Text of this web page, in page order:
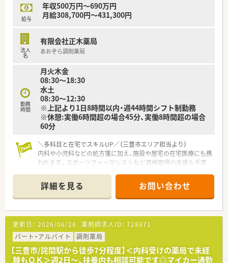
店舗ドミナント展開しております。
■社長も日々現場に出ておられ就業されているので現場の状況
を提供できるよう努められています。
■地域密着型の薬局で勤務希望の方
■将来的に長く薬剤師として勤務を希望される方
等々…
少しでも気になった方はお問い合わせくださいませ
給与
年収500万円～690万円
月給308,700円～431,300円
法人
名
有限会社正木薬局
あおぞら調剤薬局
勤務
時間
月火木金
08:30～18:30
水土
08:30～12:30
※上記より1日8時間以内・週44時間シフト制勤務
※休憩:実働6時間超の場合45分、実働8時間超の場合
60分
＼多科目と在宅でスキルUP／（三豊市エリア担当より）
内科や小児科などの処方箋に加え、施設や居宅の在宅医療にも携
われます。スポーツファーマシストなど資格取得の支援も手厚
＊------------------------------------------＊
【店舗情報と応需状況について】
■詫間駅から徒歩8分ほどのアクセスしやすい立地にあり、近隣
のクリニックから内科や小児科などを応需しています。
■1日あたり約75枚の処方箋を受け付けており、呼吸器科や循環
器科など専門的な処方内容にも対応している店舗です。
■幅広い年代の薬剤師が常勤3名とパート1名在籍しており、事
務員3名と協力して業務を行っています。
詳細を見る お問い合わせ
更新日： 2026/06/26 薬剤師求人ID： 728871
パート・アルバイト
調剤薬局
【三豊市/詫間駅から徒歩7分程度】＜内科受けの薬局で未経
験もＯＫ＞週2日～、扶養内も相談可能です◎マイカー通勤